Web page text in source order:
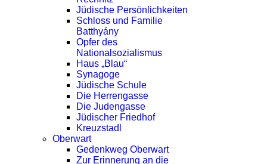
Jüdische Persönlichkeiten
Schloss und Familie
Batthyány
Opfer des
Nationalsozialismus
Haus „Blau“
Synagoge
Jüdische Schule
Die Herrengasse
Die Judengasse
Jüdischer Friedhof
Kreuzstadl
Oberwart
Gedenkweg Oberwart
Zur Erinnerung an die